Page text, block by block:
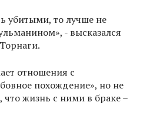
убитыми, то лучше не
- высказался
отношения с
похождение», но не
что жизнь с ними в браке –